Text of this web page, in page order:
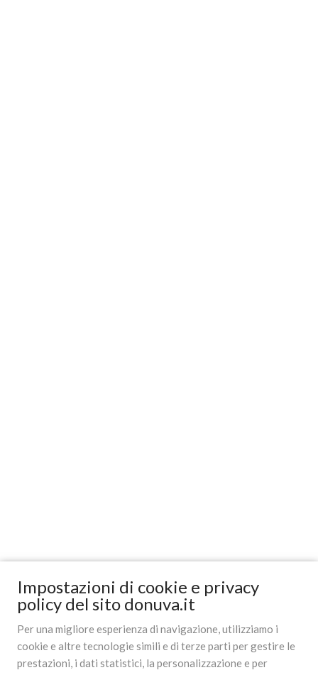
Impostazioni di cookie e privacy
policy del sito donuva.it
Per una migliore esperienza di navigazione, utilizziamo i
cookie e altre tecnologie simili e di terze parti per gestire le
prestazioni, i dati statistici, la personalizzazione e per